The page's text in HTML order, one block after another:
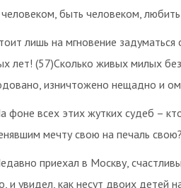
быть человеком,
лишь на мгновение
лет! (57)Сколько живых милых
изничтожено нещадно и
фоне всех этих жутких судеб –
мечту свою на печаль
приехал в Москву,
и увидел, как несут двоих детей